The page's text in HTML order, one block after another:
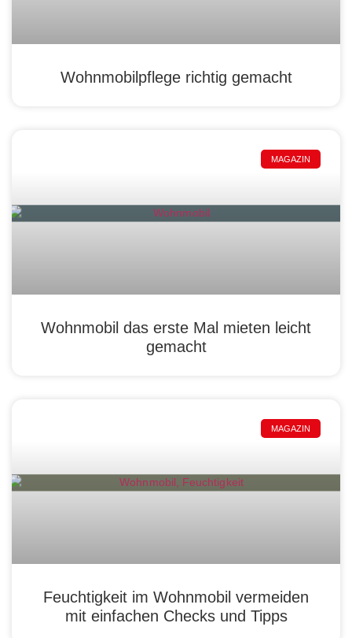
Wohnmobilpflege richtig gemacht
MAGAZIN
Wohnmobil das erste Mal mieten leicht
gemacht
MAGAZIN
Feuchtigkeit im Wohnmobil vermeiden
mit einfachen Checks und Tipps